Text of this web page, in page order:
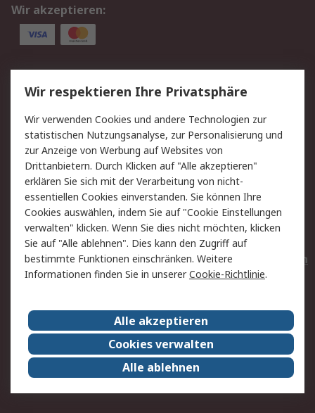
Wir akzeptieren:
Service
Value Added Services
Lieferlösungen
Rücksendungen
Kontakt
Hilfe
Privatkunden
Rechtliches
AGB
Datenschutz
Cookie-Richtlinie
Zahlungsbedingungen
Copyright/Impressum
Entsorgung
Elektrogeräte/Batterien
RS weltweit
Karriere bei RS
Nachhaltigkeit
Qualität/Umwelt/ZertifikatePresse-Center
Event-Center
Wir respektieren Ihre Privatsphäre
Wir verwenden Cookies und andere Technologien zur
statistischen Nutzungsanalyse, zur Personalisierung und
zur Anzeige von Werbung auf Websites von
Drittanbietern. Durch Klicken auf "Alle akzeptieren"
erklären Sie sich mit der Verarbeitung von nicht-
essentiellen Cookies einverstanden. Sie können Ihre
Cookies auswählen, indem Sie auf "Cookie Einstellungen
verwalten" klicken. Wenn Sie dies nicht möchten, klicken
Sie auf "Alle ablehnen". Dies kann den Zugriff auf
bestimmte Funktionen einschränken. Weitere
Informationen finden Sie in unsererCookie-Richtlinie.
Alle akzeptieren
Cookies verwalten
Alle ablehnen